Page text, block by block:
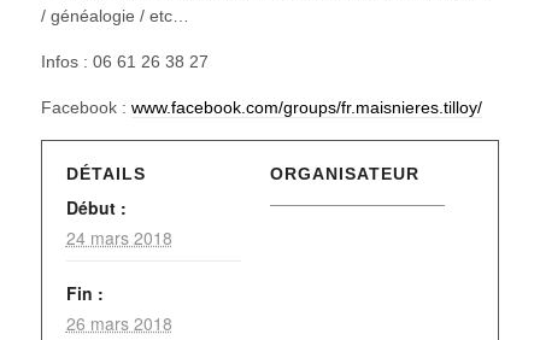
/ généalogie / etc…
Infos : 06 61 26 38 27
Facebook : www.facebook.com/groups/fr.maisnieres.tilloy/
DÉTAILS
Début :
24 mars 2018
Fin :
26 mars 2018
ORGANISATEUR